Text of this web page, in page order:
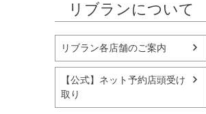
リブランについて
リブラン各店舗のご案内
【公式】ネット予約店頭受け
取り